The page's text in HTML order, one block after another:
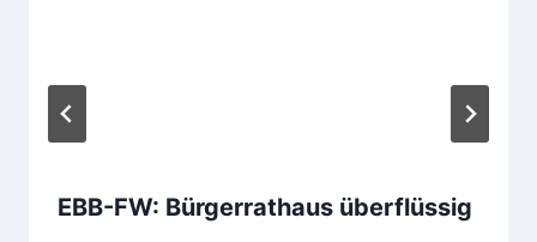
EBB-FW: Bürgerrathaus überflüssig